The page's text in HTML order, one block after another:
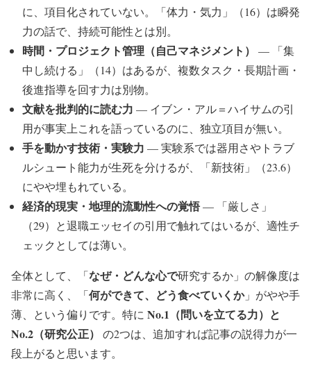
に、項目化されていない。「体力・気力」（16）は瞬発
力の話で、持続可能性とは別。
時間・プロジェクト管理（自己マネジメント）
— 「集
中し続ける」（14）はあるが、複数タスク・長期計画・
後進指導を回す力は別物。
文献を批判的に読む力 — イブン・アル＝ハイサムの引
用が事実上これを語っているのに、独立項目が無い。
手を動かす技術・実験力 — 実験系では器用さやトラブ
ルシュート能力が生死を分けるが、「新技術」（23.6）
にやや埋もれている。
経済的現実・地理的流動性への覚悟— 「厳しさ」
（29）と退職エッセイの引用で触れてはいるが、適性チ
ェックとしては薄い。
全体として、「なぜ・どんな心で研究するか」の解像度は
非常に高く、「何ができて、どう食べていくか」がやや手
薄、という偏りです。特に No.1（問いを立てる力）と
No.2（研究公正）
の2つは、追加すれば記事の説得力が一
段上がると思います。